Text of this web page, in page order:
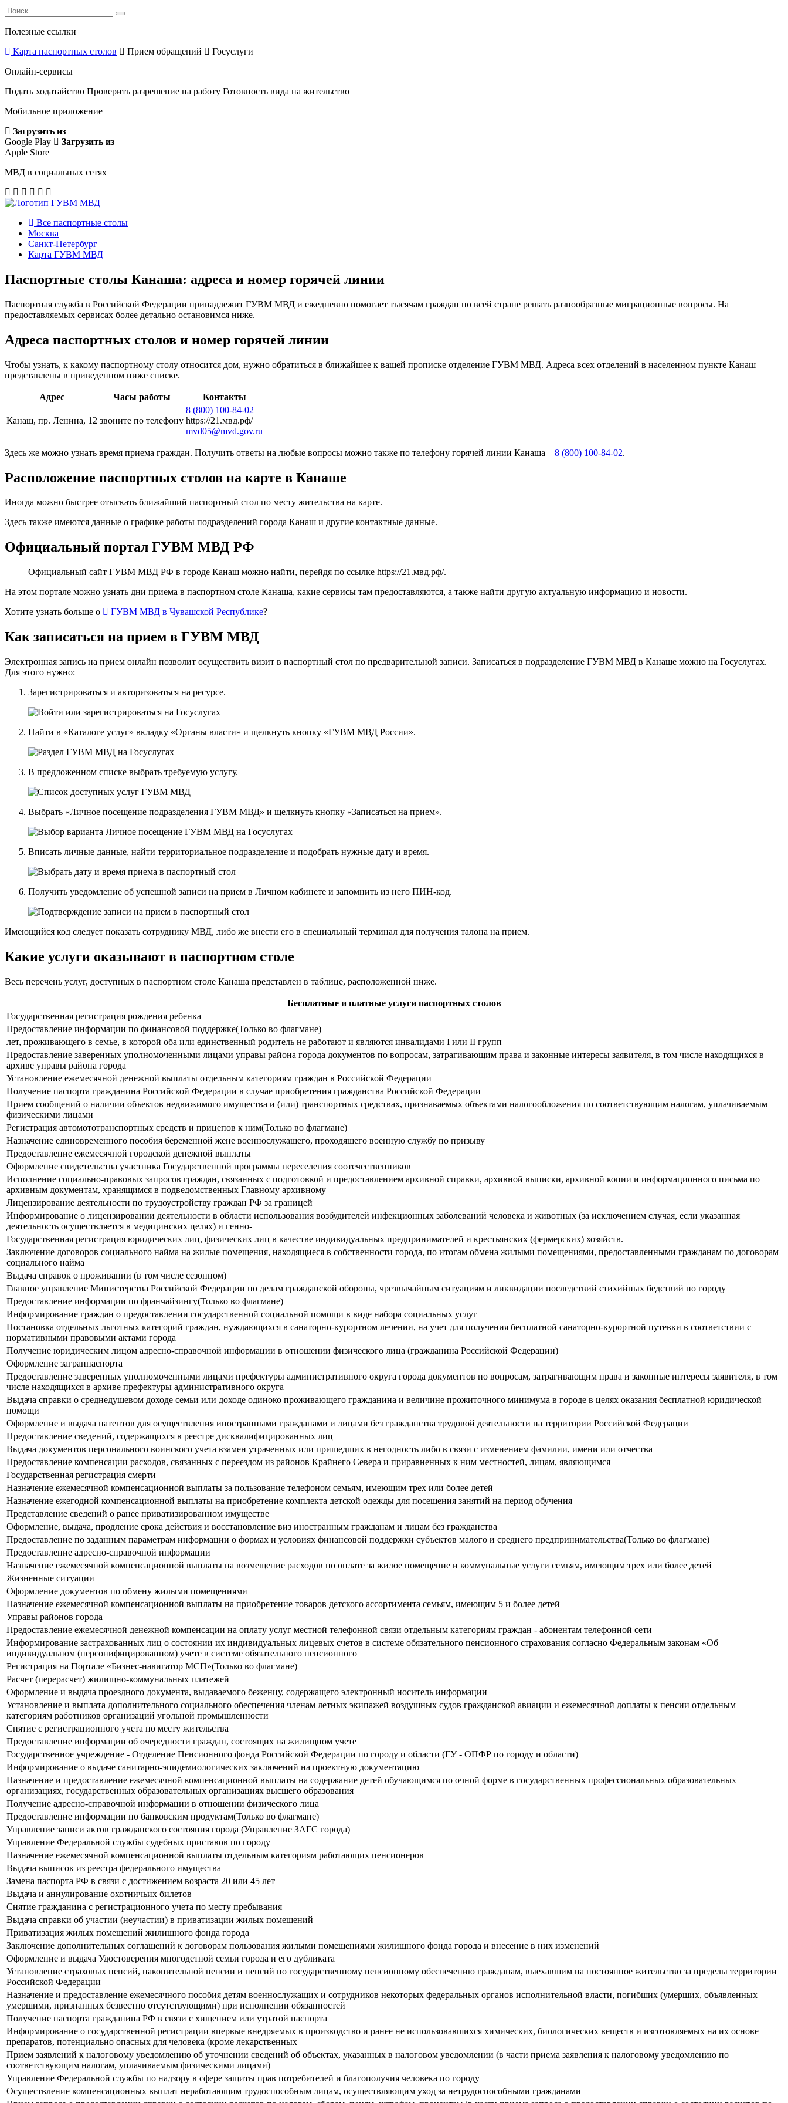
Search
for:
Search
Полезные ссылки
Карта паспортных столов
Прием обращений
Госуслуги
Онлайн-сервисы
Подать ходатайство Проверить разрешение на работу Готовность вида на жительство
Мобильное приложение
Загрузить из
Google Play
Загрузить из
Apple Store
МВД в социальных сетях
Все паспортные столы
Москва
Санкт-Петербург
Карта ГУВМ МВД
Паспортные столы Канаша: адреса и номер горячей линии
Паспортная служба в Российской Федерации принадлежит ГУВМ МВД и ежедневно помогает тысячам граждан по всей стране решать разнообразные миграционные вопросы. На
предоставляемых сервисах более детально остановимся ниже.
Адреса паспортных столов и номер горячей линии
Чтобы узнать, к какому паспортному столу относится дом, нужно обратиться в ближайшее к вашей прописке отделение ГУВМ МВД. Адреса всех отделений в населенном пункте Канаш
представлены в приведенном ниже списке.
Адрес Часы работы Контакты
Канаш, пр. Ленина, 12 звоните по телефону
8 (800) 100-84-02
https://21.мвд.рф/
mvd05@mvd.gov.ru
Здесь же можно узнать время приема граждан. Получить ответы на любые вопросы можно также по телефону горячей линии Канаша – 8 (800) 100-84-02.
Расположение паспортных столов на карте в Канаше
Иногда можно быстрее отыскать ближайший паспортный стол по месту жительства на карте.
Здесь также имеются данные о графике работы подразделений города Канаш и другие контактные данные.
Официальный портал ГУВМ МВД РФ
Официальный сайт ГУВМ МВД РФ в городе Канаш можно найти, перейдя по ссылке https://21.мвд.рф/.
На этом портале можно узнать дни приема в паспортном столе Канаша, какие сервисы там предоставляются, а также найти другую актуальную информацию и новости.
Хотите узнать больше о
ГУВМ МВД в Чувашской Республике?
Как записаться на прием в ГУВМ МВД
Электронная запись на прием онлайн позволит осуществить визит в паспортный стол по предварительной записи. Записаться в подразделение ГУВМ МВД в Канаше можно на Госуслугах.
Для этого нужно:
Зарегистрироваться и авторизоваться на ресурсе.
Найти в «Каталоге услуг» вкладку «Органы власти» и щелкнуть кнопку «ГУВМ МВД России».
В предложенном списке выбрать требуемую услугу.
Выбрать «Личное посещение подразделения ГУВМ МВД» и щелкнуть кнопку «Записаться на прием».
Вписать личные данные, найти территориальное подразделение и подобрать нужные дату и время.
Получить уведомление об успешной записи на прием в Личном кабинете и запомнить из него ПИН-код.
Имеющийся код следует показать сотруднику МВД, либо же внести его в специальный терминал для получения талона на прием.
Какие услуги оказывают в паспортном столе
Весь перечень услуг, доступных в паспортном столе Канаша представлен в таблице, расположенной ниже.
Бесплатные и платные услуги паспортных столов
Государственная регистрация рождения ребенка
Предоставление информации по финансовой поддержке(Только во флагмане)
лет, проживающего в семье, в которой оба или единственный родитель не работают и являются инвалидами I или II групп
Предоставление заверенных уполномоченными лицами управы района города документов по вопросам, затрагивающим права и законные интересы заявителя, в том числе находящихся в
архиве управы района города
Установление ежемесячной денежной выплаты отдельным категориям граждан в Российской Федерации
Получение паспорта гражданина Российской Федерации в случае приобретения гражданства Российской Федерации
Прием сообщений о наличии объектов недвижимого имущества и (или) транспортных средствах, признаваемых объектами налогообложения по соответствующим налогам, уплачиваемым
физическими лицами
Регистрация автомототранспортных средств и прицепов к ним(Только во флагмане)
Назначение единовременного пособия беременной жене военнослужащего, проходящего военную службу по призыву
Предоставление ежемесячной городской денежной выплаты
Оформление свидетельства участника Государственной программы переселения соотечественников
Исполнение социально-правовых запросов граждан, связанных с подготовкой и предоставлением архивной справки, архивной выписки, архивной копии и информационного письма по
архивным документам, хранящимся в подведомственных Главному архивному
Лицензирование деятельности по трудоустройству граждан РФ за границей
Информирование о лицензировании деятельности в области использования возбудителей инфекционных заболеваний человека и животных (за исключением случая, если указанная
деятельность осуществляется в медицинских целях) и генно-
Государственная регистрация юридических лиц, физических лиц в качестве индивидуальных предпринимателей и крестьянских (фермерских) хозяйств.
Заключение договоров социального найма на жилые помещения, находящиеся в собственности города, по итогам обмена жилыми помещениями, предоставленными гражданам по договорам
социального найма
Выдача справок о проживании (в том числе сезонном)
Главное управление Министерства Российской Федерации по делам гражданской обороны, чрезвычайным ситуациям и ликвидации последствий стихийных бедствий по городу
Предоставление информации по франчайзингу(Только во флагмане)
Информирование граждан о предоставлении государственной социальной помощи в виде набора социальных услуг
Постановка отдельных льготных категорий граждан, нуждающихся в санаторно-курортном лечении, на учет для получения бесплатной санаторно-курортной путевки в соответствии с
нормативными правовыми актами города
Получение юридическим лицом адресно-справочной информации в отношении физического лица (гражданина Российской Федерации)
Оформление загранпаспорта
Предоставление заверенных уполномоченными лицами префектуры административного округа города документов по вопросам, затрагивающим права и законные интересы заявителя, в том
числе находящихся в архиве префектуры административного округа
Выдача справки о среднедушевом доходе семьи или доходе одиноко проживающего гражданина и величине прожиточного минимума в городе в целях оказания бесплатной юридической
помощи
Оформление и выдача патентов для осуществления иностранными гражданами и лицами без гражданства трудовой деятельности на территории Российской Федерации
Предоставление сведений, содержащихся в реестре дисквалифицированных лиц
Выдача документов персонального воинского учета взамен утраченных или пришедших в негодность либо в связи с изменением фамилии, имени или отчества
Предоставление компенсации расходов, связанных с переездом из районов Крайнего Севера и приравненных к ним местностей, лицам, являющимся
Государственная регистрация смерти
Назначение ежемесячной компенсационной выплаты за пользование телефоном семьям, имеющим трех или более детей
Назначение ежегодной компенсационной выплаты на приобретение комплекта детской одежды для посещения занятий на период обучения
Представление сведений о ранее приватизированном имуществе
Оформление, выдача, продление срока действия и восстановление виз иностранным гражданам и лицам без гражданства
Предоставление по заданным параметрам информации о формах и условиях финансовой поддержки субъектов малого и среднего предпринимательства(Только во флагмане)
Предоставление адресно-справочной информации
Назначение ежемесячной компенсационной выплаты на возмещение расходов по оплате за жилое помещение и коммунальные услуги семьям, имеющим трех или более детей
Жизненные ситуации
Оформление документов по обмену жилыми помещениями
Назначение ежемесячной компенсационной выплаты на приобретение товаров детского ассортимента семьям, имеющим 5 и более детей
Управы районов города
Предоставление ежемесячной денежной компенсации на оплату услуг местной телефонной связи отдельным категориям граждан - абонентам телефонной сети
Информирование застрахованных лиц о состоянии их индивидуальных лицевых счетов в системе обязательного пенсионного страхования согласно Федеральным законам «Об
индивидуальном (персонифицированном) учете в системе обязательного пенсионного
Регистрация на Портале «Бизнес-навигатор МСП»(Только во флагмане)
Расчет (перерасчет) жилищно-коммунальных платежей
Оформление и выдача проездного документа, выдаваемого беженцу, содержащего электронный носитель информации
Установление и выплата дополнительного социального обеспечения членам летных экипажей воздушных судов гражданской авиации и ежемесячной доплаты к пенсии отдельным
категориям работников организаций угольной промышленности
Снятие с регистрационного учета по месту жительства
Предоставление информации об очередности граждан, состоящих на жилищном учете
Государственное учреждение - Отделение Пенсионного фонда Российской Федерации по городу и области (ГУ - ОПФР по городу и области)
Информирование о выдаче санитарно-эпидемиологических заключений на проектную документацию
Назначение и предоставление ежемесячной компенсационной выплаты на содержание детей обучающимся по очной форме в государственных профессиональных образовательных
организациях, государственных образовательных организациях высшего образования
Получение адресно-справочной информации в отношении физического лица
Предоставление информации по банковским продуктам(Только во флагмане)
Управление записи актов гражданского состояния города (Управление ЗАГС города)
Управление Федеральной службы судебных приставов по городу
Назначение ежемесячной компенсационной выплаты отдельным категориям работающих пенсионеров
Выдача выписок из реестра федерального имущества
Замена паспорта РФ в связи с достижением возраста 20 или 45 лет
Выдача и аннулирование охотничьих билетов
Снятие гражданина с регистрационного учета по месту пребывания
Выдача справки об участии (неучастии) в приватизации жилых помещений
Приватизация жилых помещений жилищного фонда города
Заключение дополнительных соглашений к договорам пользования жилыми помещениями жилищного фонда города и внесение в них изменений
Оформление и выдача Удостоверения многодетной семьи города и его дубликата
Установление страховых пенсий, накопительной пенсии и пенсий по государственному пенсионному обеспечению гражданам, выехавшим на постоянное жительство за пределы территории
Российской Федерации
Назначение и предоставление ежемесячного пособия детям военнослужащих и сотрудников некоторых федеральных органов исполнительной власти, погибших (умерших, объявленных
умершими, признанных безвестно отсутствующими) при исполнении обязанностей
Получение паспорта гражданина РФ в связи с хищением или утратой паспорта
Информирование о государственной регистрации впервые внедряемых в производство и ранее не использовавшихся химических, биологических веществ и изготовляемых на их основе
препаратов, потенциально опасных для человека (кроме лекарственных
Прием заявлений к налоговому уведомлению об уточнении сведений об объектах, указанных в налоговом уведомлении (в части приема заявления к налоговому уведомлению по
соответствующим налогам, уплачиваемым физическими лицами)
Управление Федеральной службы по надзору в сфере защиты прав потребителей и благополучия человека по городу
Осуществление компенсационных выплат неработающим трудоспособным лицам, осуществляющим уход за нетрудоспособными гражданами